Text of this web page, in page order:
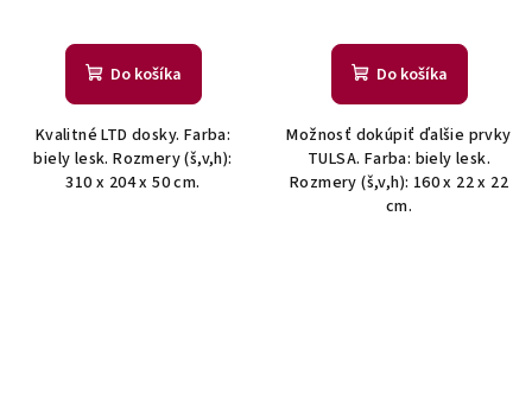
Do košíka
Kvalitné LTD dosky. Farba:
biely lesk. Rozmery (š,v,h):
310 x 204 x 50 cm.
Do košíka
Možnosť dokúpiť ďalšie prvky
TULSA. Farba: biely lesk.
Rozmery (š,v,h): 160 x 22 x 22
cm.